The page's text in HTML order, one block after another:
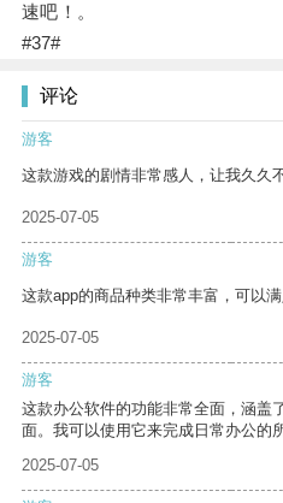
速吧！。
#37#
评论
游客
这款游戏的剧情非常感人，让我久久
2025-07-05
游客
这款app的商品种类非常丰富，可以满
2025-07-05
游客
这款办公软件的功能非常全面，涵盖
面。我可以使用它来完成日常办公的
2025-07-05